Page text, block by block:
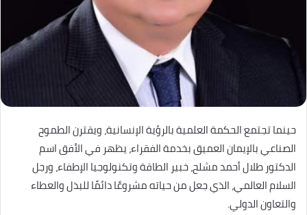
حينما تجتمع الحكمة العلمية بالرؤية الإنسانية، ويقترن الطموح
الصناعي بالإيمان العميق بخدمة الفقراء، يظهر في الأفق اسم
الدكتور طلال أحمد مشلح، خبير الطاقة وتكنولوجيا الإطفاء، ورجل
السلام العالمي، الذي جعل من حياته مشروعًا دائمًا للبذل والعطاء
والتعاون الدولي.